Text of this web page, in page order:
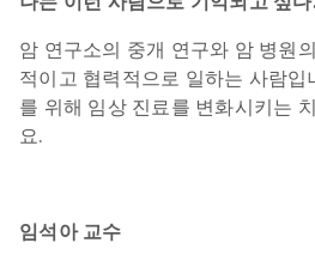
암 연구소의 중개 연구와 암 병원
적이고 협력적으로 일하는 사람
를 위해 임상 진료를 변화시키는
요.
임석아 교수